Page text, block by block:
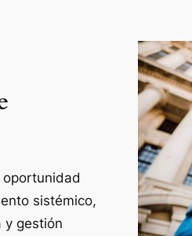
sistémico,
y gestión